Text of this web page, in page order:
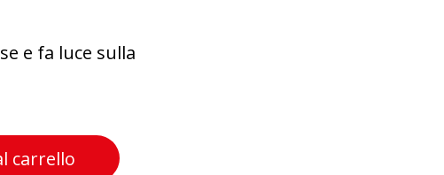
e fa luce sulla
carrello